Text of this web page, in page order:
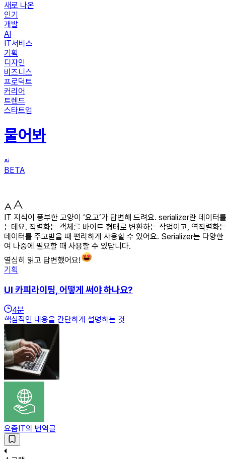
새로 나온
인기
개발
AI
IT서비스
기획
디자인
비즈니스
프로덕트
커리어
트렌드
스타트업
물어봐
BETA
IT 지식이 풍부한 고양이 ‘요고’가 답변해 드려요. serializer란 데이
는데요. 직렬화는 객체를 바이트 형태로 변환하는 작업이고, 역직렬화
데이터를 주고받을 때 편리하게 사용할 수 있어요. Serializer는 다양
여 나중에 필요할 때 사용할 수 있답니다.
열심히 읽고 답변했어요!
기획
UI 카피라이팅, 어떻게 써야 하나요?
4분
핵심적인 내용을 간단하게 설명하는 것
요즘IT의 번역글